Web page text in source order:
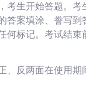
考生开始答题。
答案填涂、誊写
何标记。考试结
、反两面在使用期